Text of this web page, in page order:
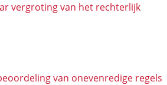
vergroting van het rechterlijk
van onevenredige regels